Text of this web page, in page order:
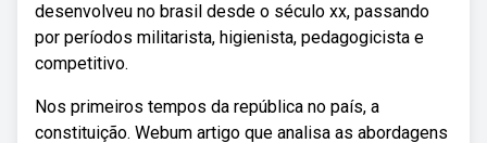
desenvolveu no brasil desde o século xx, passando
por períodos militarista, higienista, pedagogicista e
competitivo.
Nos primeiros tempos da república no país, a
constituição. Webum artigo que analisa as abordagens